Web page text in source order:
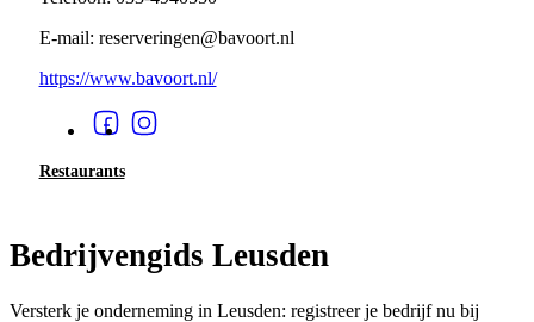
E-mail: reserveringen@bavoort.nl
https://www.bavoort.nl/
Restaurants
Bedrijvengids Leusden
Versterk je onderneming in Leusden: registreer je bedrijf nu bij